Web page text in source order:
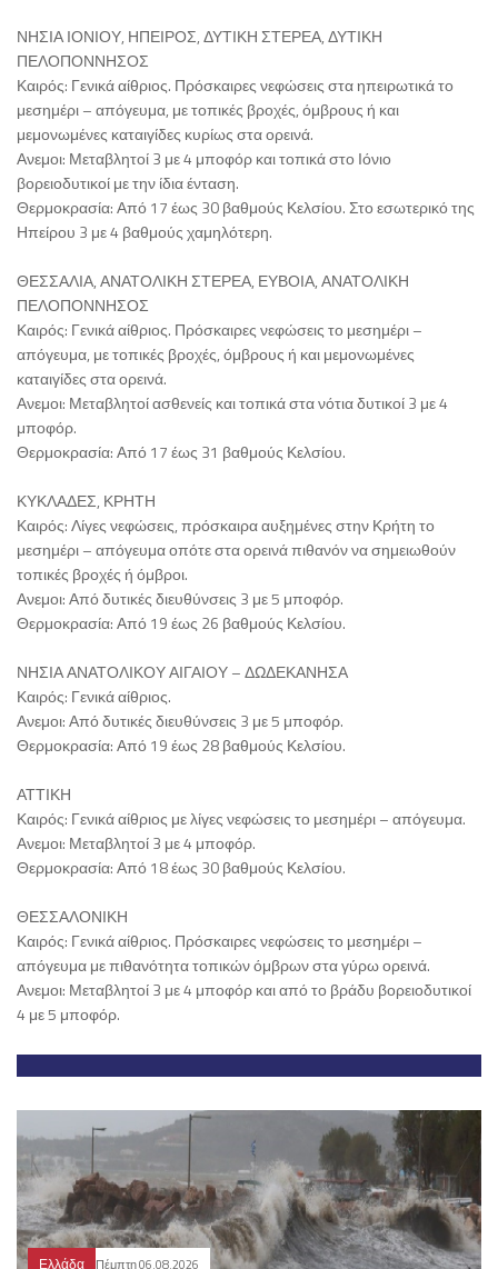
ΝΗΣΙΑ ΙΟΝΙΟΥ, ΗΠΕΙΡΟΣ, ΔΥΤΙΚΗ ΣΤΕΡΕΑ, ΔΥΤΙΚΗ
ΠΕΛΟΠΟΝΝΗΣΟΣ
Καιρός: Γενικά αίθριος. Πρόσκαιρες νεφώσεις στα ηπειρωτικά το
μεσημέρι – απόγευμα, με τοπικές βροχές, όμβρους ή και
μεμονωμένες καταιγίδες κυρίως στα ορεινά.
Ανεμοι: Μεταβλητοί 3 με 4 μποφόρ και τοπικά στο Ιόνιο
βορειοδυτικοί με την ίδια ένταση.
Θερμοκρασία: Από 17 έως 30 βαθμούς Κελσίου. Στο εσωτερικό της
Ηπείρου 3 με 4 βαθμούς χαμηλότερη.
ΘΕΣΣΑΛΙΑ, ΑΝΑΤΟΛΙΚΗ ΣΤΕΡΕΑ, ΕΥΒΟΙΑ, ΑΝΑΤΟΛΙΚΗ
ΠΕΛΟΠΟΝΝΗΣΟΣ
Καιρός: Γενικά αίθριος. Πρόσκαιρες νεφώσεις το μεσημέρι –
απόγευμα, με τοπικές βροχές, όμβρους ή και μεμονωμένες
καταιγίδες στα ορεινά.
Ανεμοι: Μεταβλητοί ασθενείς και τοπικά στα νότια δυτικοί 3 με 4
μποφόρ.
Θερμοκρασία: Από 17 έως 31 βαθμούς Κελσίου.
ΚΥΚΛΑΔΕΣ, ΚΡΗΤΗ
Καιρός: Λίγες νεφώσεις, πρόσκαιρα αυξημένες στην Κρήτη το
μεσημέρι – απόγευμα οπότε στα ορεινά πιθανόν να σημειωθούν
τοπικές βροχές ή όμβροι.
Ανεμοι: Από δυτικές διευθύνσεις 3 με 5 μποφόρ.
Θερμοκρασία: Από 19 έως 26 βαθμούς Κελσίου.
ΝΗΣΙΑ ΑΝΑΤΟΛΙΚΟΥ ΑΙΓΑΙΟΥ – ΔΩΔΕΚΑΝΗΣΑ
Καιρός: Γενικά αίθριος.
Ανεμοι: Από δυτικές διευθύνσεις 3 με 5 μποφόρ.
Θερμοκρασία: Από 19 έως 28 βαθμούς Κελσίου.
ΑΤΤΙΚΗ
Καιρός: Γενικά αίθριος με λίγες νεφώσεις το μεσημέρι – απόγευμα.
Ανεμοι: Μεταβλητοί 3 με 4 μποφόρ.
Θερμοκρασία: Από 18 έως 30 βαθμούς Κελσίου.
ΘΕΣΣΑΛΟΝΙΚΗ
Καιρός: Γενικά αίθριος. Πρόσκαιρες νεφώσεις το μεσημέρι –
απόγευμα με πιθανότητα τοπικών όμβρων στα γύρω ορεινά.
Ανεμοι: Μεταβλητοί 3 με 4 μποφόρ και από το βράδυ βορειοδυτικοί
4 με 5 μποφόρ.
Ελλάδα Πέμπτη 06.08.2026